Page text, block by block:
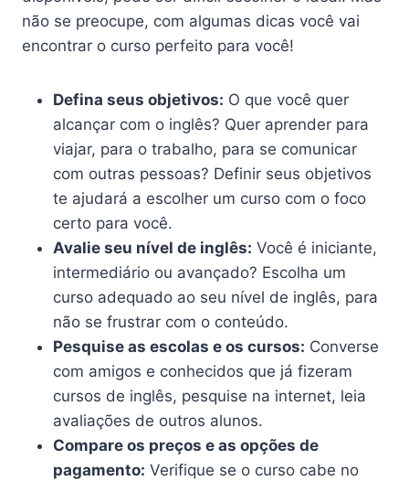
não se preocupe, com algumas dicas você vai
encontrar o curso perfeito para você!
Defina seus objetivos: O que você quer
alcançar com o inglês? Quer aprender para
viajar, para o trabalho, para se comunicar
com outras pessoas? Definir seus objetivos
te ajudará a escolher um curso com o foco
certo para você.
Avalie seu nível de inglês: Você é iniciante,
intermediário ou avançado? Escolha um
curso adequado ao seu nível de inglês, para
não se frustrar com o conteúdo.
Pesquise as escolas e os cursos: Converse
com amigos e conhecidos que já fizeram
cursos de inglês, pesquise na internet, leia
avaliações de outros alunos.
Compare os preços e as opções de
pagamento: Verifique se o curso cabe no